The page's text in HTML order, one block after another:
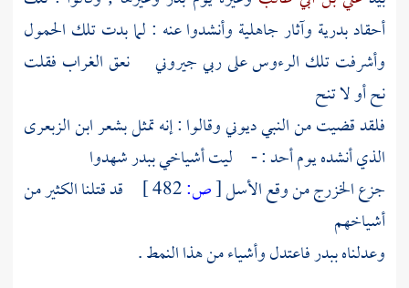
أحقاد بدرية وآثار جاهلية وأنشدوا عنه : لما بدت تلك الحمول
وأشرفت تلك الرءوس على ربي جيروني نعق الغراب فقلت
نح أو لا تنح
فلقد قضيت من النبي ديوني وقالوا : إنه تمثل بشعرابن الزبعرى
الذي أنشده يومأحد: - ليت أشياخي ببدر شهدوا
جزعالخزرجمن وقع الأسل[ص:
قد قتلنا الكثير من
أشياخهم
وعدلناهببدرفاعتدل وأشياء من هذا النمط .